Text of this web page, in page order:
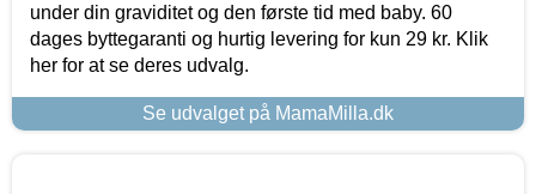
under din graviditet og den første tid med baby. 60
dages byttegaranti og hurtig levering for kun 29 kr. Klik
her for at se deres udvalg.
Se udvalget på MamaMilla.dk